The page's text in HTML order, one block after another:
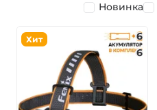
Новинка
Хит
6
6